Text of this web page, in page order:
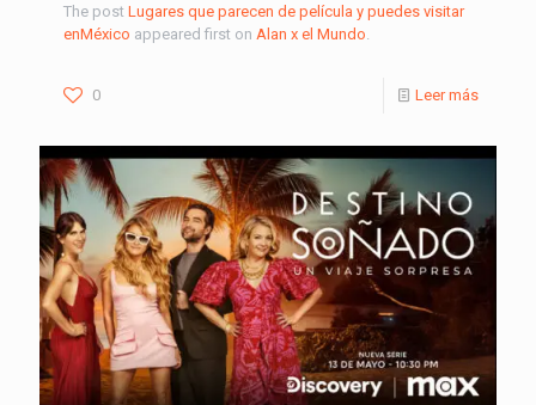
The post Lugares que parecen de película y puedes visitar
enMéxico appeared first on Alan x el Mundo
0 Leer más